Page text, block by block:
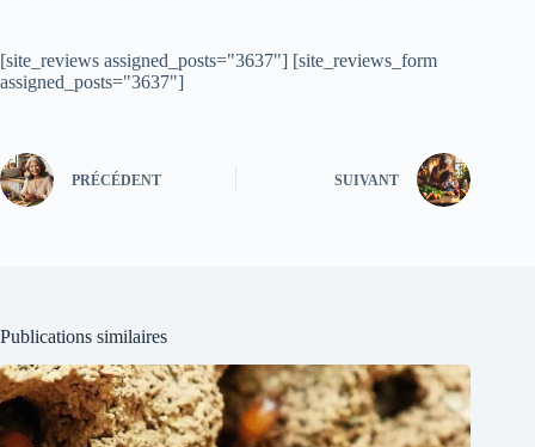
[site_reviews assigned_posts="3637"] [site_reviews_form
assigned_posts="3637"]
PRÉCÉDENT SUIVANT
Publications similaires